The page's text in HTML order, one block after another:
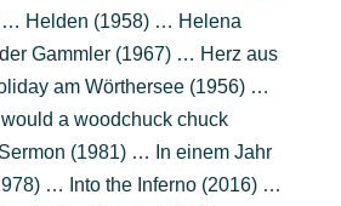
… Helden (1958) … Helena
Gammler (1967) … Herz aus
am Wörthersee (1956) …
a woodchuck chuck
(1981) … In einem Jahr
… Into the Inferno (2016) …